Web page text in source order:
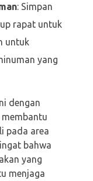
: Simpan
rapat untuk
untuk
yang
dengan
pada area
bahwa
yang
menjaga